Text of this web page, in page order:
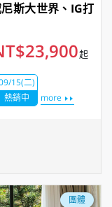
斯大世界、IG打
起
15(二)
熱銷中
more
團體